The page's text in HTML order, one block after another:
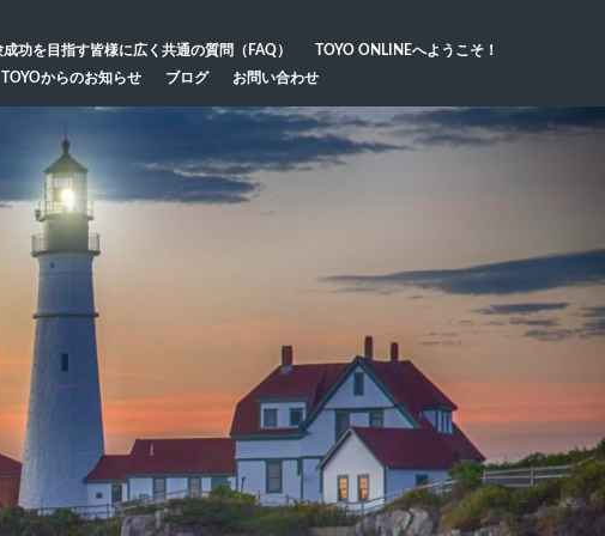
成功を目指す皆様に広く共通の質問（FAQ）
TOYO ONLINEへようこそ！
TOYOからのお知らせ ブログ お問い合わせ